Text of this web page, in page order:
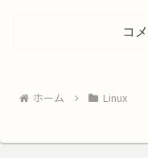
コ
ホーム Linux